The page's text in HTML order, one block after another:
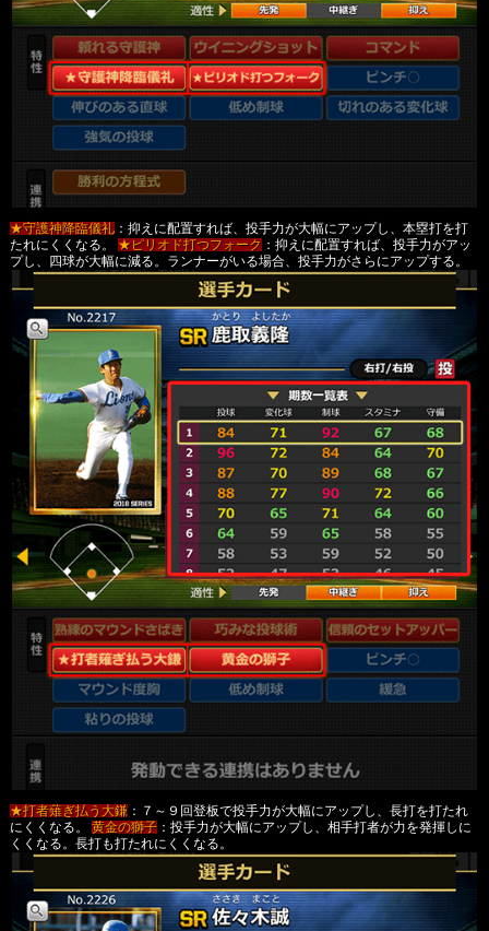
★守護神降臨儀礼：抑えに配置すれば、投手力が大幅にアップし、本塁打を打
たれにくくなる。
★ピリオド打つフォーク ：抑えに配置すれば、投手力がアッ
プし、四球が大幅に減る。ランナーがいる場合、投手力がさらにアップする。
★打者薙ぎ払う大鎌：７～９回登板で投手力が大幅にアップし、長打を打たれ
にくくなる。
黄金の獅子：投手力が大幅にアップし、相手打者が力を発揮しに
くくなる。長打も打たれにくくなる。